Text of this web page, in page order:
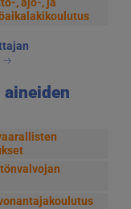
, ajo-, ja